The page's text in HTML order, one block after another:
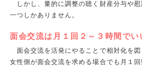
しかし、量的に調整の聴く財産分与や慰
一つしかありません。
面会交流は月１回２～３時間でい
面会交流を活発にやることで相対化を図
女性側が面会交流を求める場合でも月１